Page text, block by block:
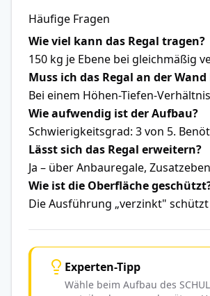
Häufige Fragen
Wie viel kann das Regal tragen?
150 kg je Ebene bei gleichmäßig
Muss ich das Regal an der
Bei einem Höhen-Tiefen-
Wie aufwendig ist der Aufbau?
Schwierigkeitsgrad: 3 von 5.
Lässt sich das Regal erweitern?
Ja – über Anbauregale,
Wie ist die Oberfläche
Die Ausführung „verzinkt"
Experten-Tipp
Wähle beim Aufbau des